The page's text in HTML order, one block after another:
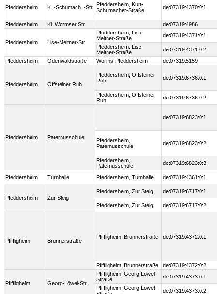
Pfeddersheim K. -Schumach. -Str
Pfeddersheim, Kurt-
Schumacher-Straße
de:07319:4370:0:1
Pfeddersheim Kl. Wormser Str. de:07319:4986
Pfeddersheim Lise-Meitner-Str
Pfeddersheim, Lise-
Meitner-Straße
de:07319:4371:0:1
Pfeddersheim, Lise-
Meitner-Straße
de:07319:4371:0:2
Pfeddersheim
Odenwaldstraße Worms-Pfeddersheim de:07319:5159
Pfeddersheim Offsteiner Ruh
Pfeddersheim, Offsteiner
Ruh
de:07319:6736:0:1
Pfeddersheim, Offsteiner
Ruh
de:07319:6736:0:2
Pfeddersheim Paternusschule
de:07319:6823:0:1
Pfeddersheim,
Paternusschule
de:07319:6823:0:2
Pfeddersheim,
Paternusschule
de:07319:6823:0:3
Pfeddersheim Turnhalle Pfeddersheim, Turnhalle de:07319:4361:0:1
Pfeddersheim Zur Steig
Pfeddersheim, Zur Steig de:07319:6717:0:1
Pfeddersheim, Zur Steig de:07319:6717:0:2
Pfiffligheim Brunnerstraße
Pfiffligheim, Brunnerstraße de:07319:4372:0:1
Pfiffligheim, Brunnerstraße de:07319:4372:0:2
Pfiffligheim Georg-Löwel-Str.
Pfiffligheim, Georg-Löwel-
Straße
de:07319:4373:0:1
Pfiffligheim, Georg-Löwel-
de:07319:4373:0:2